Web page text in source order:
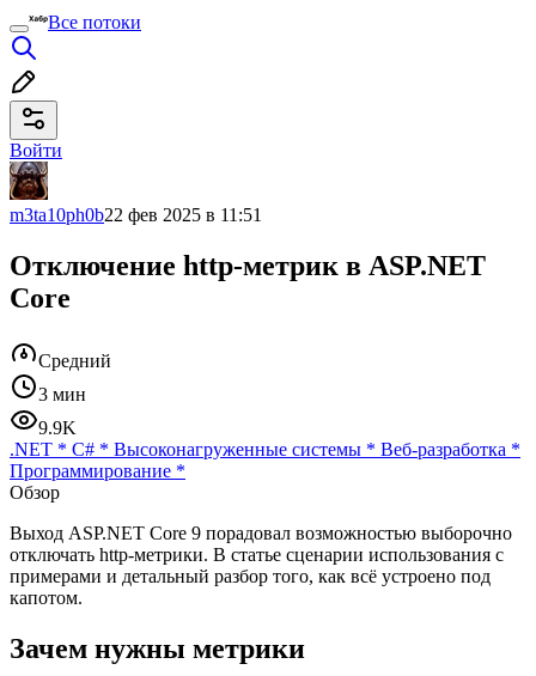
Все потоки
Войти
m3ta10ph0b22 фев 2025 в 11:51
Отключение http-метрик в ASP.NET
Core
Средний
3 мин
9.9K
.NET * C# * Высоконагруженные системы * Веб-разработка *
Программирование *
Обзор
Выход ASP.NET Core 9 порадовал возможностью выборочно
отключать http-метрики. В статье сценарии использования с
примерами и детальный разбор того, как всё устроено под
капотом.
Зачем нужны метрики